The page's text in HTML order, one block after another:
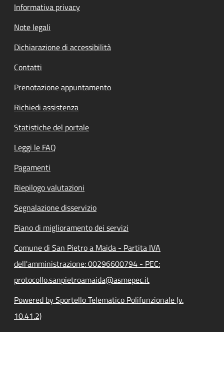
Informativa privacy
Note legali
Dichiarazione di accessibilità
Contatti
Prenotazione appuntamento
Richiedi assistenza
Statistiche del portale
Leggi le FAQ
Pagamenti
Riepilogo valutazioni
Segnalazione disservizio
Piano di miglioramento dei servizi
Comune di San Pietro a Maida - Partita IVA
dell'amministrazione: 00296600794 - PEC:
protocollo.sanpietroamaida@asmepec.it
Powered by Sportello Telematico Polifunzionale (v.
10.41.2)